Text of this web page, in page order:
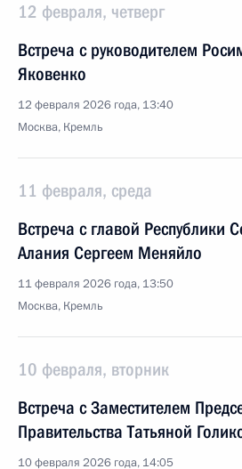
12 февраля, четверг
Встреча с руководителем
Яковенко
12 февраля 2026 года, 13:40
Москва, Кремль
11 февраля, среда
Встреча с главой Республики
Алания Сергеем Меняйло
11 февраля 2026 года, 13:50
Москва, Кремль
10 февраля, вторник
Встреча с Заместителем
Правительства Татьяной
10 февраля 2026 года, 14:05